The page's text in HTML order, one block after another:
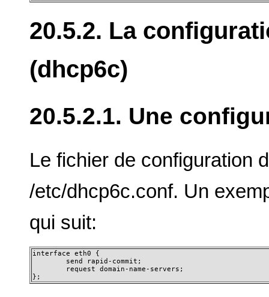
20.5.2. La
(dhcp6c)
20.5.2.1. Une
Le fichier de configuration
/etc/dhcp6c.conf. Un
qui suit:
interface eth0 {
        send rapid-commit;
        request domain-name-servers;
};